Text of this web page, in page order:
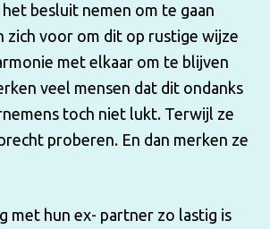
besluit nemen om te gaan
zich voor om dit op rustige wijze
met elkaar om te blijven
veel mensen dat dit ondanks
toch niet lukt. Terwijl ze
proberen. En dan merken ze
met hun ex- partner zo lastig is